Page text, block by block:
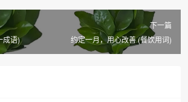
成语)
下一篇
约定一月，用心改善 (餐饮用词)